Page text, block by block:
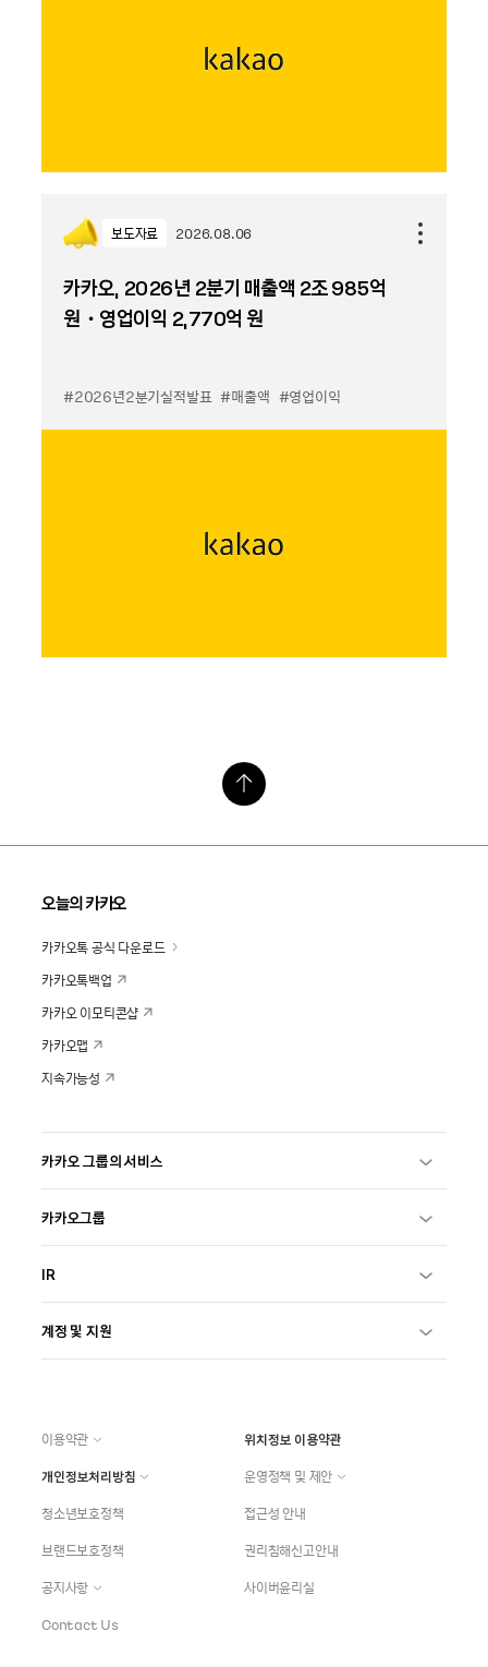
보도자료 2026.08.06
카카오, 2026년 2분기 매출액 2조 985억
원・영업이익 2,770억 원
#2026년2분기실적발표 #매출액 #영업이익
오늘의 카카오
카카오톡 공식 다운로드
카카오톡백업
카카오 이모티콘샵
카카오맵
지속가능성
카카오 그룹의 서비스
카카오그룹
IR
계정 및 지원
이용약관
위치정보 이용약관
개인정보처리방침
운영정책 및 제안
청소년보호정책
접근성 안내
브랜드보호정책
권리침해신고안내
공지사항
사이버윤리실
Contact Us